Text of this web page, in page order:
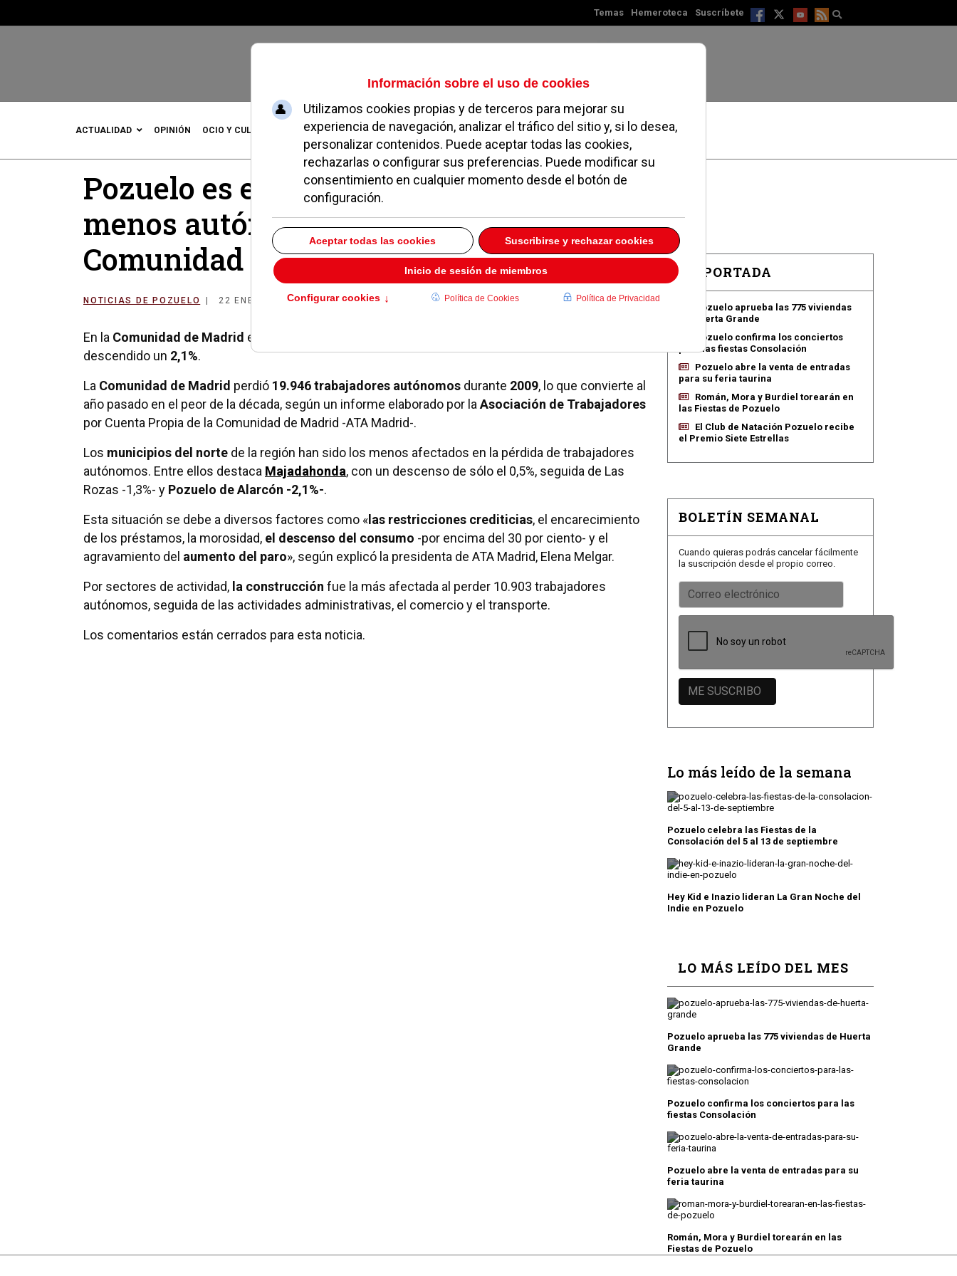
Temas Hemeroteca Suscríbete
Viernes, 07 de agosto de 2026
ACTUALIDAD OPINIÓN OCIO Y CULTURA DEPORTES MADRID NOROESTE SOCIEDAD MAGAZINE SERVICIOS
Pozuelo es el tercer municipio que
menos autónomos pierde de la
Comunidad en 2009
NOTICIAS DE POZUELO 22 ENERO 2010
En la Comunidad de Madrid el sector ha caído un
descendido un 2,1%.
La Comunidad de Madrid perdió 19.946 trabajadores autónomos durante 2009, lo que convierte al
año pasado en el peor de la década, según un informe elaborado por la Asociación de Trabajadores
por Cuenta Propia de la Comunidad de Madrid -ATA Madrid-.
Los municipios del norte de la región han sido los menos afectados en la pérdida de trabajadores
autónomos. Entre ellos destaca Majadahonda, con un descenso de sólo el 0,5%, seguida de Las
Rozas -1,3%- y Pozuelo de Alarcón -2,1%-.
Esta situación se debe a diversos factores como « las restricciones crediticias, el encarecimiento
de los préstamos, la morosidad, el descenso del consumo -por encima del 30 por ciento- y el
agravamiento del aumento del paro», según explicó la presidenta de ATA Madrid, Elena Melgar.
Por sectores de actividad, la construcción fue la más afectada al perder 10.903 trabajadores
autónomos, seguida de las actividades administrativas, el comercio y el transporte.
Los comentarios están cerrados para esta noticia.
EN PORTADA
Pozuelo aprueba las 775 viviendas
de Huerta Grande
Pozuelo confirma los conciertos
para las fiestas Consolación
Pozuelo abre la venta de entradas
para su feria taurina
Román, Mora y Burdiel torearán en
las Fiestas de Pozuelo
El Club de Natación Pozuelo recibe
el Premio Siete Estrellas
BOLETÍN SEMANAL
Cuando quieras podrás cancelar fácilmente
la suscripción desde el propio correo.
Lo más leído de la semana
Pozuelo celebra las Fiestas de la
Consolación del 5 al 13 de septiembre
Hey Kid e Inazio lideran La Gran Noche del
Indie en Pozuelo
LO MÁS LEÍDO DEL MES
Pozuelo aprueba las 775 viviendas de Huerta
Grande
Pozuelo confirma los conciertos para las
fiestas Consolación
Pozuelo abre la venta de entradas para su
feria taurina
Román, Mora y Burdiel torearán en las
Fiestas de Pozuelo